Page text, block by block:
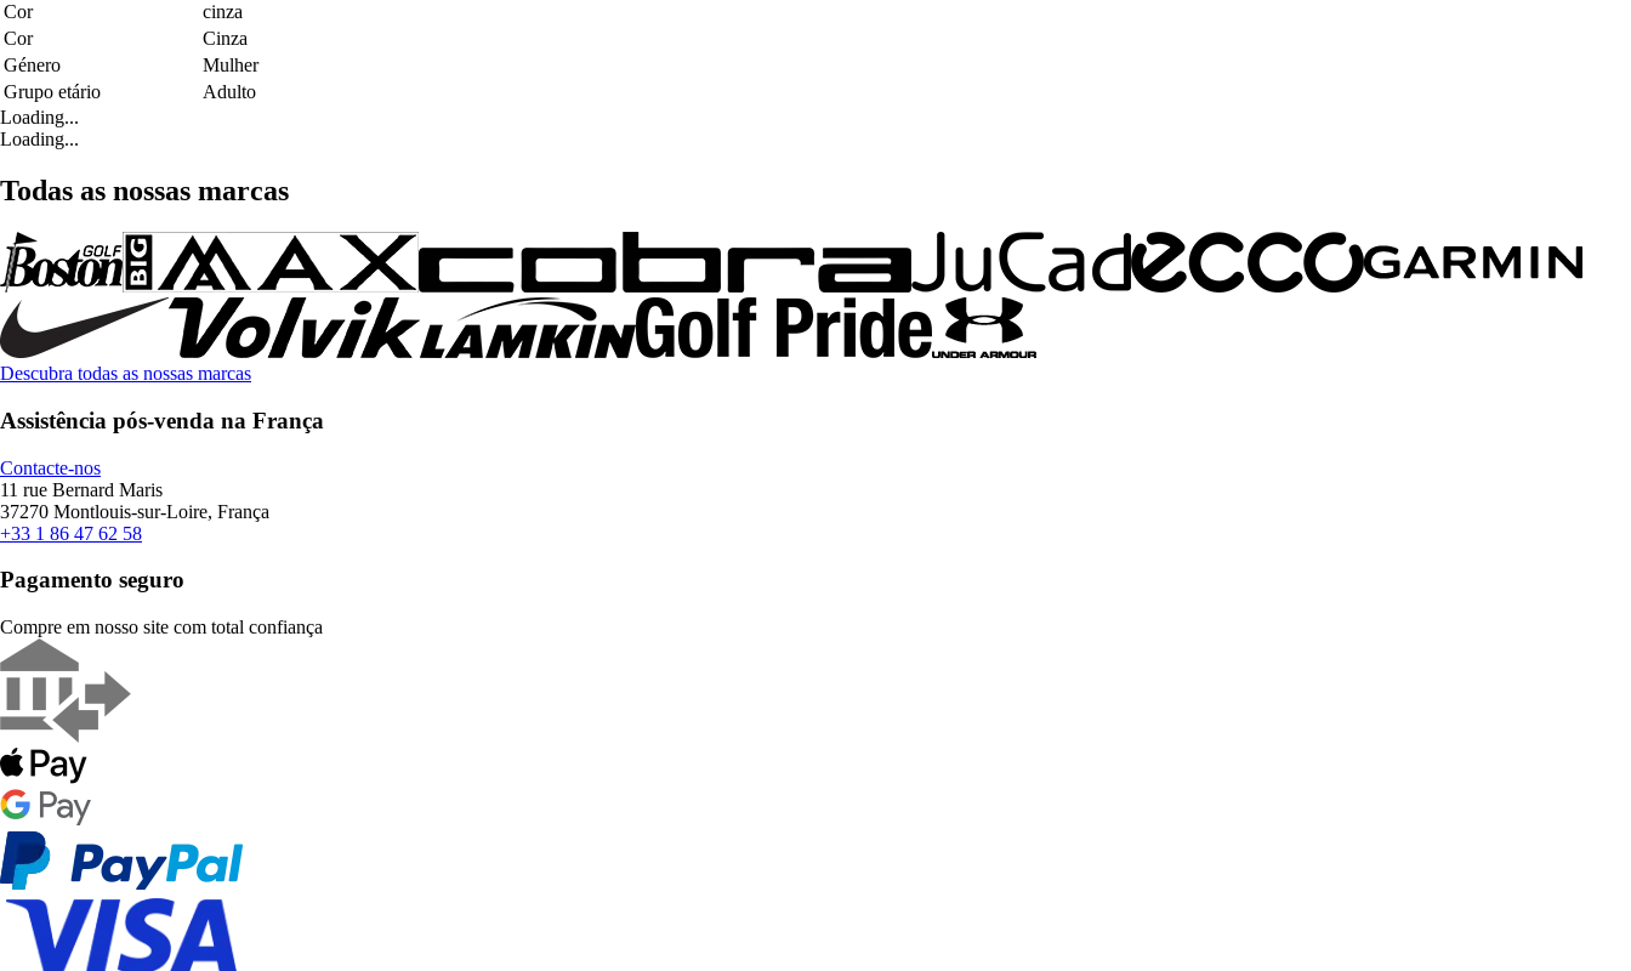
Cor
cinza
Cor
Cinza
Género
Mulher
Grupo etário
Adulto
Loading...
Loading...
Todas as nossas marcas
Descubra todas as nossas marcas
Assistência pós-venda na França
Contacte-nos
11 rue Bernard Maris
37270 Montlouis-sur-Loire, França
+33 1 86 47 62 58
Pagamento seguro
Compre em nosso site com total confiança